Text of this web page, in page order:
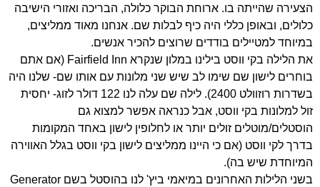
הצעירה שהייתה בו. ארוחת הבוקר כלולה, הבריכה ואזורי הישיבה
כלולים, ובאופן כללי היה כיף לבלות שם. אנחנו מאוד ממליצים,
במיוחד למטיילים בודדים שרוצים להכיר אנשים.
את הלילה בקי ווסט בילינו במלון שנקרא Fairfield Inn (אם אתם
בוחרים לישון שם שימו לב שיש שני מלונות עם אותו שם- שלנו היה
בשדרות רוזוולט 2400). לילה שם עלה לנו 122 דולר לזוג- יחסית
זול למלונות בקי ווסט, אבל כנראה אפשר למצוא גם
הוסטלים/מוטלים זולים יותר או לחלופין לישון באחד המקומות
בדרך לקי ווסט (אם כי היינו ממליצים לישון בקי ווסט בגלל האווירה
המיוחדת שיש בה).
בשני הלילות האחרונים במיאמי ביץ' לנו בהוסטל בשם Generator